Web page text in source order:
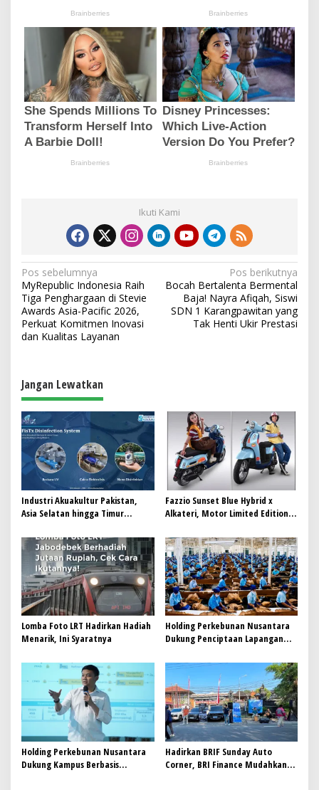
Ikuti Kami
N
a
v
i
a
s
i
p
o
s
Pos sebelumnya
MyRepublic Indonesia Raih
Tiga Penghargaan di Stevie
Awards Asia-Pacific 2026,
Perkuat Komitmen Inovasi
dan Kualitas Layanan
Pos berikutnya
Bocah Bertalenta Bermental
Baja! Nayra Afiqah, Siswi
SDN 1 Karangpawitan yang
Tak Henti Ukir Prestasi
Jangan Lewatkan
Industri Akuakultur Pakistan,
Asia Selatan hingga Timur
Terlengkap dari Indonesia
Fazzio Sunset Blue Hybrid x
Alkateri, Motor Limited Edition
Future Lo
Lomba Foto LRT Hadirkan Hadiah
Menarik, Ini Syaratnya
Holding Perkebunan Nusantara
Dukung Penciptaan Lapangan
Pekerja di Pabrik Tembakau
Holding Perkebunan Nusantara
Dukung Kampus Berbasis
Hadirkan BRIF Sunday Auto
Corner, BRI Finance Mudahkan